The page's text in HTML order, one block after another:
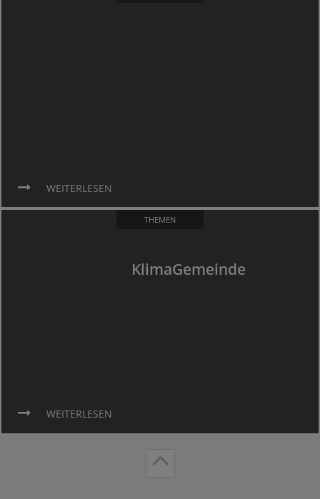
WEITERLESEN
THEMEN
KlimaGemeinde
WEITERLESEN